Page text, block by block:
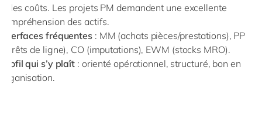
et les coûts. Les projets PM demandent une excellente
compréhension des actifs.
Interfaces fréquentes: MM (achats pièces/prestations), PP
(arrêts de ligne), CO (imputations), EWM (stocks MRO).
Profil qui s’y plaît : orienté opérationnel, structuré, bon en
organisation.